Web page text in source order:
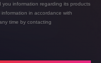
information regarding its products
in accordance with
time by contacting